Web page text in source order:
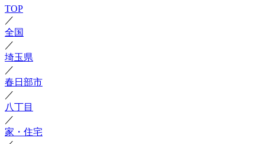
TOP
／
全国
／
埼玉県
／
春日部市
／
八丁目
／
家・住宅